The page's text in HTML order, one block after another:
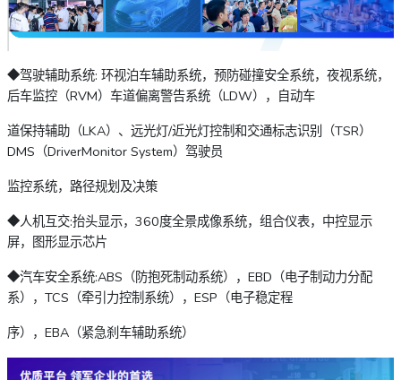
◆驾驶辅助系统: 环视泊车辅助系统，预防碰撞安全系统，夜视系统，
后车监控（RVM）车道偏离警告系统（LDW），自动车
道保持辅助（LKA）、远光灯/近光灯控制和交通标志识别（TSR）
DMS（DriverMonitor System）驾驶员
监控系统，路径规划及决策
◆人机互交:抬头显示，360度全景成像系统，组合仪表，中控显示
屏，图形显示芯片
◆汽车安全系统:ABS（防抱死制动系统），EBD（电子制动力分配
系），TCS（牵引力控制系统），ESP（电子稳定程
序），EBA（紧急刹车辅助系统）